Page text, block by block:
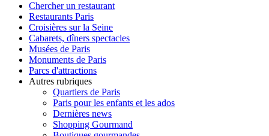
Chercher un restaurant
Restaurants Paris
Croisières sur la Seine
Cabarets, dîners spectacles
Musées de Paris
Monuments de Paris
Parcs d'attractions
Autres rubriques
Quartiers de Paris
Paris pour les enfants et les ados
Dernières news
Shopping Gourmand